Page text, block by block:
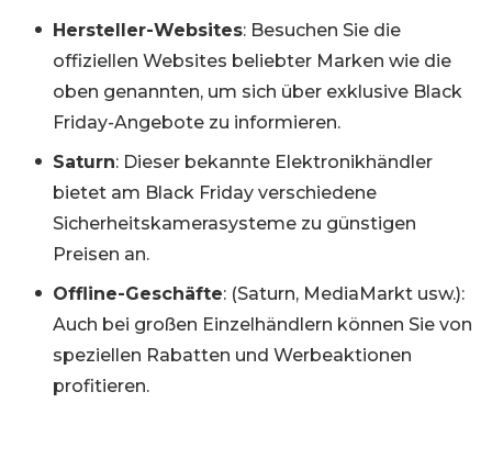
Hersteller-Websites: Besuchen Sie die
offiziellen Websites beliebter Marken wie die
oben genannten, um sich über exklusive Black
Friday-Angebote zu informieren.
Saturn: Dieser bekannte Elektronikhändler
bietet am Black Friday verschiedene
Sicherheitskamerasysteme zu günstigen
Preisen an.
Offline-Geschäfte: (Saturn, MediaMarkt usw.):
Auch bei großen Einzelhändlern können Sie von
speziellen Rabatten und Werbeaktionen
profitieren.